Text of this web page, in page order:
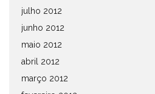
julho 2012
junho 2012
maio 2012
abril 2012
março 2012